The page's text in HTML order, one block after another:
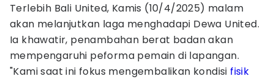
Terlebih Bali United, Kamis (10/4/2025) malam
akan melanjutkan laga menghadapi Dewa United.
Ia khawatir, penambahan berat badan akan
mempengaruhi peforma pemain di lapangan.
"Kami saat ini fokus mengembalikan kondisi fisik